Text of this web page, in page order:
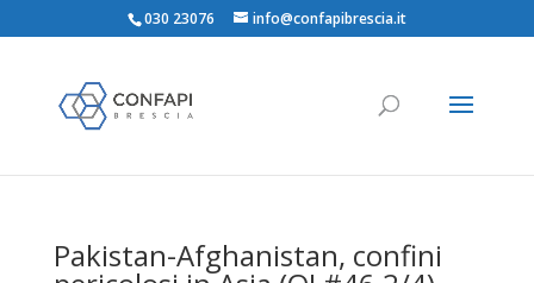
030 23076 info@confapibrescia.it
Pakistan-Afghanistan, confini